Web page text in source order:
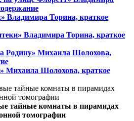
Владимира Торина, краткое
Владимира Торина, краткое
Родину» Михаила Шолохова,
Михаила Шолохова, краткое
тайные комнаты в пирамидах
томографии